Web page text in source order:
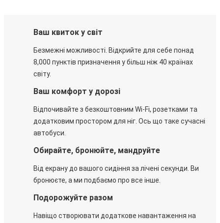
Ваш квиток у світ
Безмежні можливості. Відкрийте для себе понад
8,000 пунктів призначення у більш ніж 40 країнах
світу.
Ваш комфорт у дорозі
Відпочивайте з безкоштовним Wi-Fi, розетками та
додатковим простором для ніг. Ось що таке сучасні
автобуси.
Обирайте, бронюйте, мандруйте
Від екрану до вашого сидіння за лічені секунди. Ви
бронюєте, а ми подбаємо про все інше.
Подорожуйте разом
Навіщо створювати додаткове навантаження на